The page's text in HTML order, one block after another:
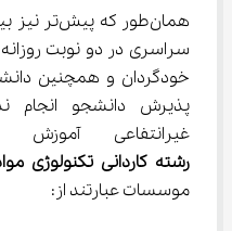
سراسری در دو نوبت
غیرانتفاعی
رشته ﻛﺎردانی ﺗﻜﻨﻮﻟﻮژی
موسسات عبارتند از: